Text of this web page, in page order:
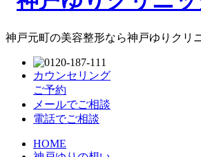
神戸元町の美容整形なら神戸ゆりクリ
カウンセリング
ご予約
メールでご相談
電話でご相談
HOME